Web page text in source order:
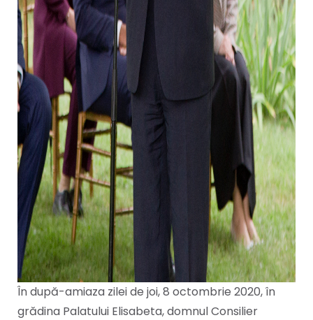
În după-amiaza zilei de joi, 8 octombrie 2020, în
grădina Palatului Elisabeta, domnul Consilier